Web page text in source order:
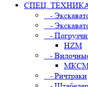
СПЕЦ.
-
-
-
HZM
-
- Ричтраки